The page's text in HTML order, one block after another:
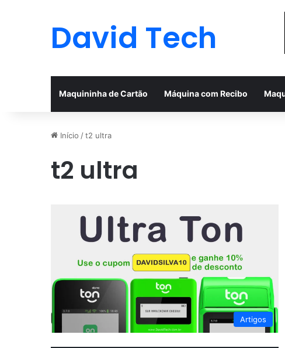
David Tech
Maquininha de Cartão Máquina com Recibo
Início /t2 ultra
t2 ultra
Artigos